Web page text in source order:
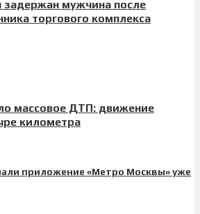
задержан мужчина после
торгового комплекса
массовое ДТП: движение
километра